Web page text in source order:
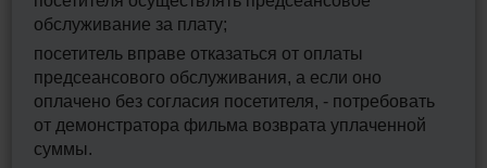
обслуживание за плату;
посетитель вправе отказаться от оплаты
предсеансового обслуживания, а если оно
оплачено без согласия посетителя, - потребовать
от демонстратора фильма возврата уплаченной
суммы.